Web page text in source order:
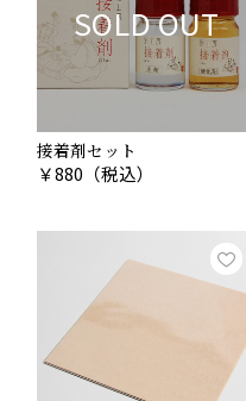
SOLD OUT
接着剤セット
￥880 （税込）